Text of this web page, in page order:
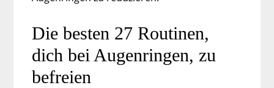
Die besten 27 Routinen,
dich bei Augenringen, zu
befreien